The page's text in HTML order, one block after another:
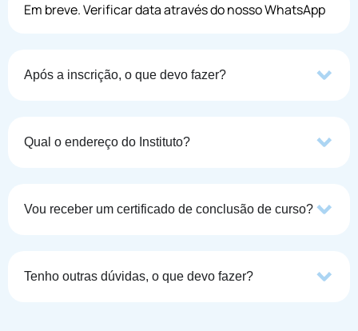
Em breve. Verificar data através do nosso WhatsApp
Após a inscrição, o que devo fazer?
Qual o endereço do Instituto?
Vou receber um certificado de conclusão de curso?
Tenho outras dúvidas, o que devo fazer?